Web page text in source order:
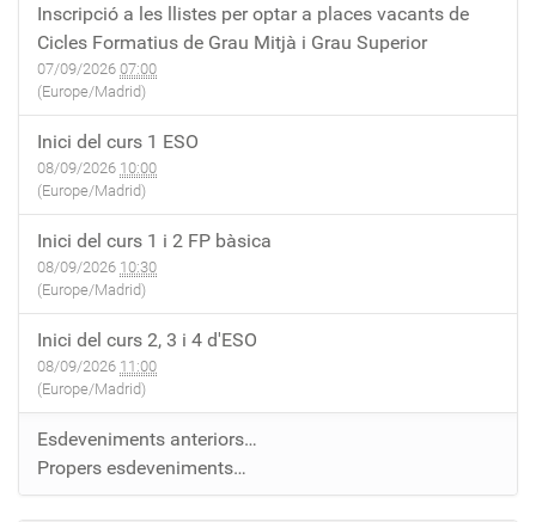
Inscripció a les llistes per optar a places vacants de
Cicles Formatius de Grau Mitjà i Grau Superior
07/09/2026 07:00
(Europe/Madrid)
Inici del curs 1 ESO
08/09/2026 10:00
(Europe/Madrid)
Inici del curs 1 i 2 FP bàsica
08/09/2026 10:30
(Europe/Madrid)
Inici del curs 2, 3 i 4 d'ESO
08/09/2026 11:00
(Europe/Madrid)
Esdeveniments anteriors…
Propers esdeveniments…